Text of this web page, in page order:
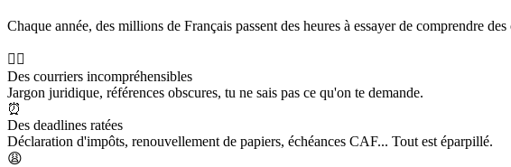
Chaque année, des millions de Français passent des heures à essayer de comprendre
😵‍💫
Des courriers incompréhensibles
Jargon juridique, références obscures, tu ne sais pas ce qu'on te demande.
⏰
Des deadlines ratées
Déclaration d'impôts, renouvellement de papiers, échéances CAF... Tout est éparpillé.
😩